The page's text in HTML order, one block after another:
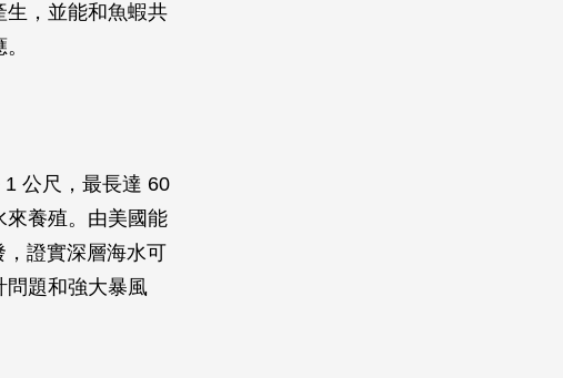
生，並能和魚蝦共
公尺，最長達 60
來養殖。由美國能
證實深層海水可
問題和強大暴風